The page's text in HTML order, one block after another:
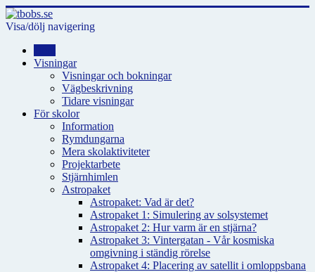
Visa/dölj navigering
Visningar
Visningar och bokningar
Vägbeskrivning
Tidare visningar
För skolor
Information
Rymdungarna
Mera skolaktiviteter
Projektarbete
Stjärnhimlen
Astropaket
Astropaket: Vad är det?
Astropaket 1: Simulering av solsystemet
Astropaket 2: Hur varm är en stjärna?
Astropaket 3: Vintergatan - Vår kosmiska
omgivning i ständig rörelse
Astropaket 4: Placering av satellit i omloppsbana